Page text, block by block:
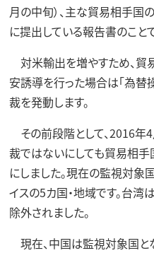
月の中旬）、主な貿易相手国
に提出している報告書のこと
対米輸出を増やすため、
安誘導を行った場合は「為替
裁を発動します。
その前段階として、2016年4
裁ではないにしても貿易相
にしました。現在の監視対象国
イスの5カ国・地域です。台
除外されました。
現在、中国は監視対象国と